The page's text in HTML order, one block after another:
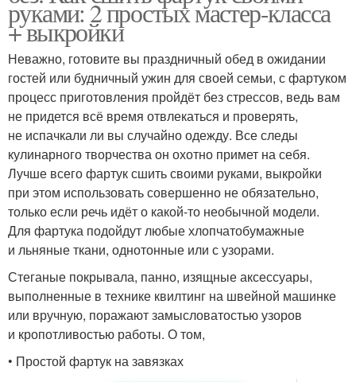
руками: 2 простых мастер-класса
+ выкройки
Неважно, готовите вы праздничный обед в ожидании
гостей или будничный ужин для своей семьи, с фартуком
процесс приготовления пройдёт без стрессов, ведь вам
не придется всё время отвлекаться и проверять,
не испачкали ли вы случайно одежду. Все следы
кулинарного творчества он охотно примет на себя.
Лучше всего фартук сшить своими руками, выкройки
при этом использовать совершенно не обязательно,
только если речь идёт о какой-то необычной модели.
Для фартука подойдут любые хлопчатобумажные
и льняные ткани, однотонные или с узорами.
Стеганые покрывала, панно, изящные аксессуары,
выполненные в технике квилтинг на швейной машинке
или вручную, поражают замысловатостью узоров
и кропотливостью работы. О том,
• Простой фартук на завязках